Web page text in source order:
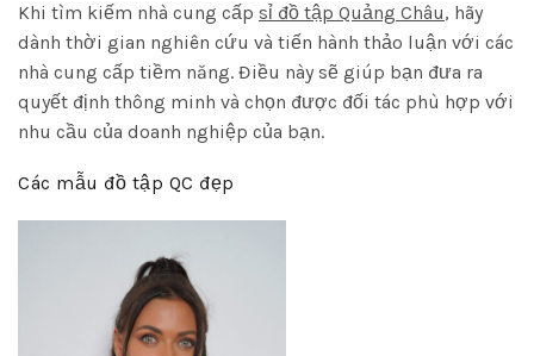
Khi tìm kiếm nhà cung cấp sỉ đồ tập Quảng Châu, hãy
dành thời gian nghiên cứu và tiến hành thảo luận với các
nhà cung cấp tiềm năng. Điều này sẽ giúp bạn đưa ra
quyết định thông minh và chọn được đối tác phù hợp với
nhu cầu của doanh nghiệp của bạn.
Các mẫu đồ tập QC đẹp